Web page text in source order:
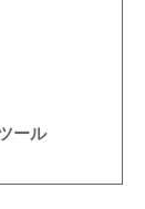
ール